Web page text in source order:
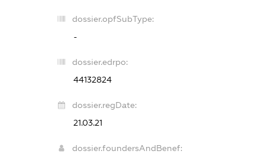
dossier.opfSubType:
-
dossier.edrpo:
44132824
dossier.regDate:
21.03.21
dossier.foundersAndBenef: